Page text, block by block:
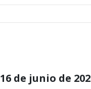
16 de junio de